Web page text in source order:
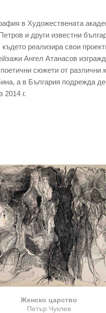
в Художествената
и други известни
реализира свои
Ангел Атанасов
сюжети от различни
а в България подрежда
г.
Женско царство
Петър Чуклев